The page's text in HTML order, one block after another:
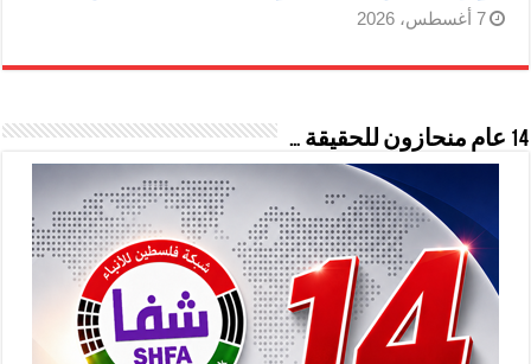
7 أغسطس، 2026
14 عام منحازون للحقيقة …